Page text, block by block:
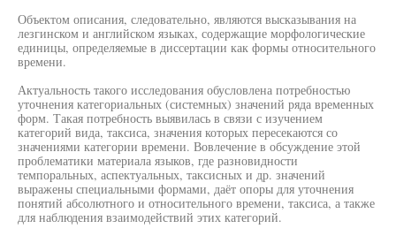
Объектом описания, следовательно, являются высказывания на
лезгинском и английском языках, содержащие морфологические
единицы, определяемые в диссертации как формы относительного
времени.
Актуальность такого исследования обусловлена потребностью
уточнения категориальных (системных) значений ряда временных
форм. Такая потребность выявилась в связи с изучением
категорий вида, таксиса, значения которых пересекаются со
значениями категории времени. Вовлечение в обсуждение этой
проблематики материала языков, где разновидности
темпоральных, аспектуальных, таксисных и др. значений
выражены специальными формами, даёт опоры для уточнения
понятий абсолютного и относительного времени, таксиса, а также
для наблюдения взаимодействий этих категорий.